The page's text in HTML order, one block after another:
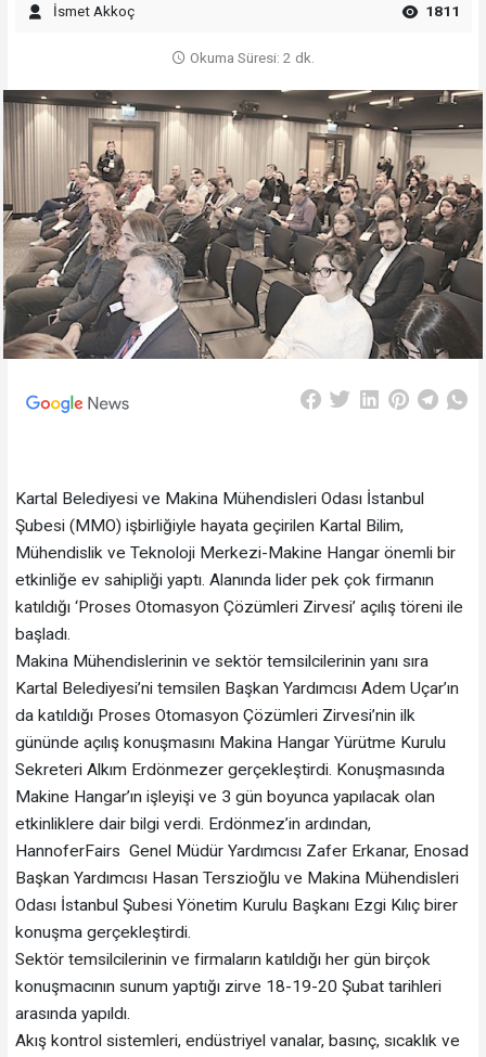
İsmet Akkoç 1811
Okuma Süresi: 2 dk.
Kartal Belediyesi ve Makina Mühendisleri Odası İstanbul
Şubesi (MMO) işbirliğiyle hayata geçirilen Kartal Bilim,
Mühendislik ve Teknoloji Merkezi-Makine Hangar önemli bir
etkinliğe ev sahipliği yaptı. Alanında lider pek çok firmanın
katıldığı ‘Proses Otomasyon Çözümleri Zirvesi’ açılış töreni ile
başladı.
Makina Mühendislerinin ve sektör temsilcilerinin yanı sıra
Kartal Belediyesi’ni temsilen Başkan Yardımcısı Adem Uçar’ın
da katıldığı Proses Otomasyon Çözümleri Zirvesi’nin ilk
gününde açılış konuşmasını Makina Hangar Yürütme Kurulu
Sekreteri Alkım Erdönmezer gerçekleştirdi. Konuşmasında
Makine Hangar’ın işleyişi ve 3 gün boyunca yapılacak olan
etkinliklere dair bilgi verdi. Erdönmez’in ardından,
HannoferFairs Genel Müdür Yardımcısı Zafer Erkanar, Enosad
Başkan Yardımcısı Hasan Terszioğlu ve Makina Mühendisleri
Odası İstanbul Şubesi Yönetim Kurulu Başkanı Ezgi Kılıç birer
konuşma gerçekleştirdi.
Sektör temsilcilerinin ve firmaların katıldığı her gün birçok
konuşmacının sunum yaptığı zirve 18-19-20 Şubat tarihleri
arasında yapıldı.
Akış kontrol sistemleri, endüstriyel vanalar, basınç, sıcaklık ve